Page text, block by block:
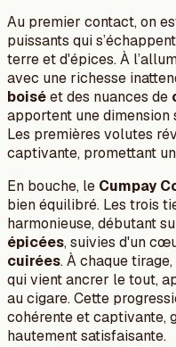
Au premier contact, on
puissants qui
terre et d'épices. À
avec une richesse
boiséet des nuances de
apportent une dimension
Les premières volutes
captivante, promettant
En bouche, le Cumpay
bien équilibré. Les trois
harmonieuse, débutant
épicées, suivies d'un
cuirées. À chaque
qui vient ancrer le tout,
au cigare. Cette
cohérente et captivante,
hautement satisfaisante.